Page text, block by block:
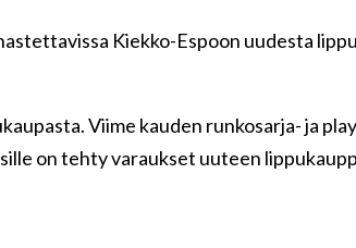
Kiekko-Espoon uudesta
Viime kauden runkosarja- ja
on tehty varaukset uuteen